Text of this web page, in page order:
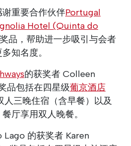
谢重要合作伙伴Portugal
Hotel (Quinta do
品，帮助进一步吸引与会者
知名度。
的获奖者 Colleen
品包括在四星级葡京酒店
人三晚住宿（含早餐）以及
厅享用双人晚餐。
的获奖者 Karen